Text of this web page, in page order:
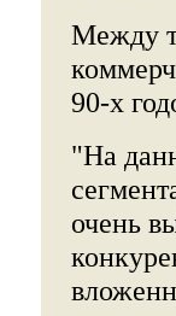
Между
90-х
"На
очень